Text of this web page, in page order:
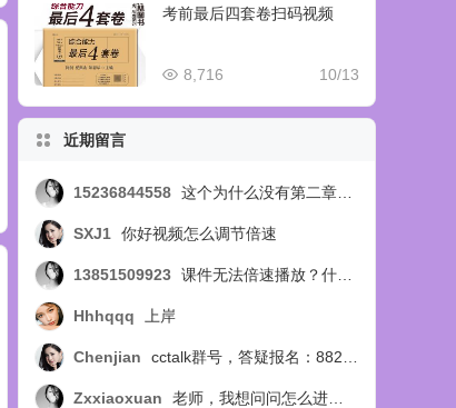
2016管理类联考国家
线预测
息及分数线预测
考前最后四套卷扫码视频
10/13
8,716
近期留言
15236844558 这个为什么没有第二章的视频呢，第四节的？？？
SXJ1 你好视频怎么调节倍速
13851509923 课件无法倍速播放？什么问题
Hhhqqq 上岸
Chenjian cctalk群号，答疑报名：88254218
Zxxiaoxuan 老师，我想问问怎么进答疑群呢？